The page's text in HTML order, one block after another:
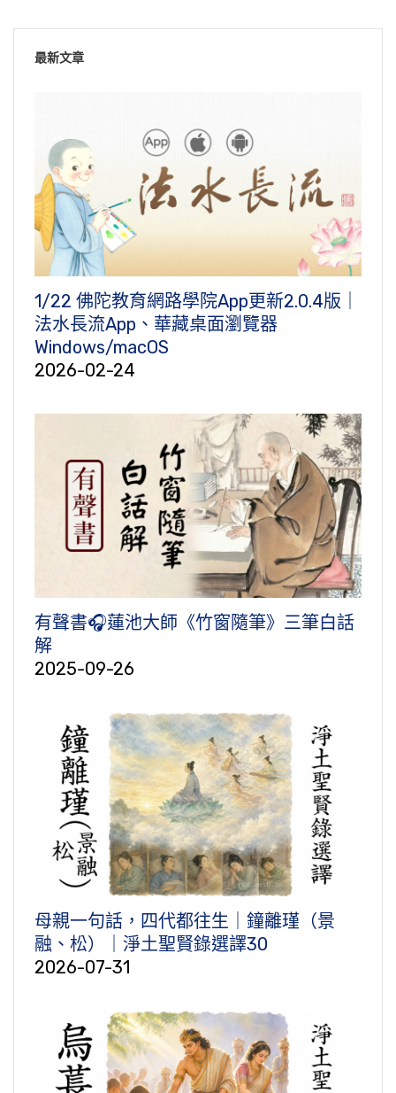
最新文章
1/22 佛陀教育網路學院App更新2.0.4版｜
法水長流App、華藏桌面瀏覽器
Windows/macOS
2026-02-24
有聲書🎧蓮池大師《竹窗隨筆》三筆白話
解
2025-09-26
母親一句話，四代都往生｜鐘離瑾（景
融、松）｜淨土聖賢錄選譯30
2026-07-31